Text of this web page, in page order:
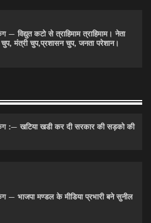
— विद्युत कटो से त्राहिमाम त्राहिमाम। नेता
मंत्री चुप,प्रशासन चुप, जनता परेशान।
:— खटिया खडी कर दी सरकार की सड़को की
— भाजपा मण्डल के मीडिया प्रभारी बने सुनील
May 16, 2026 0